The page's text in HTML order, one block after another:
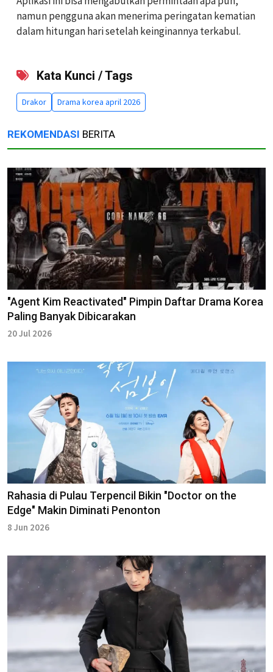
namun pengguna akan menerima peringatan kematian
dalam hitungan hari setelah keinginannya terkabul.
Kata Kunci / Tags
Drakor Drama korea april 2026
REKOMENDASI BERITA
"Agent Kim Reactivated" Pimpin Daftar Drama Korea
Paling Banyak Dibicarakan
20 Jul 2026
Rahasia di Pulau Terpencil Bikin "Doctor on the
Edge" Makin Diminati Penonton
8 Jun 2026